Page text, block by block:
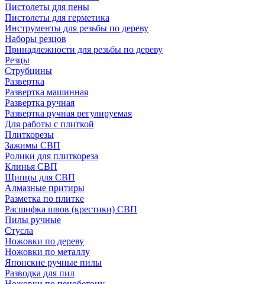
Пистолеты для пены
Пистолеты для герметика
Инструменты для резьбы по дереву
Наборы резцов
Принадлежности для резьбы по дереву
Резцы
Струбцины
Развертка
Развертка машинная
Развертка ручная
Развертка ручная регулируемая
Для работы с плиткой
Плиткорезы
Зажимы СВП
Ролики для плиткореза
Клинья СВП
Щипцы для СВП
Алмазные притиры
Разметка по плитке
Расшифка швов (крестики) СВП
Пилы ручные
Стусла
Ножовки по дереву
Ножовки по металлу
Японские ручные пилы
Разводка для пил